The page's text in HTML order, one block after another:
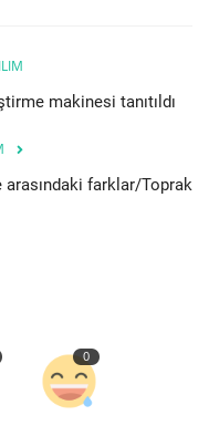
makinesi tanıtıldı
farklar/Toprak
0